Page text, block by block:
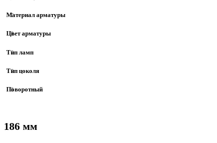
Материал арматуры
Цвет арматуры
Тип ламп
Тип цоколя
Поворотный
186 мм